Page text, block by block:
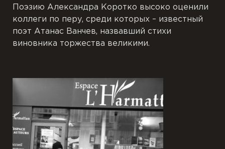
Поэзию Александра Коротко высоко оценили
коллеги по перу, среди которых – известный
поэт Атанас Ванчев, назвавший стихи
виновника торжества великими.